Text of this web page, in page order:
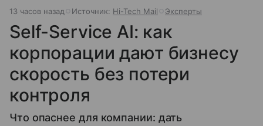
13 часов назад Источник: Hi-Tech Mail Эксперты
Self-Service AI: как
корпорации дают бизнесу
скорость без потери
контроля
Что опаснее для компании: дать